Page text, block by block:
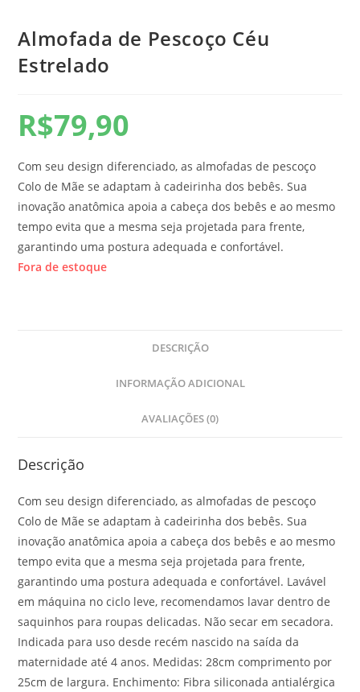
Almofada de Pescoço Céu
Estrelado
R$79,90
Com seu design diferenciado, as almofadas de pescoço
Colo de Mãe se adaptam à cadeirinha dos bebês. Sua
inovação anatômica apoia a cabeça dos bebês e ao mesmo
tempo evita que a mesma seja projetada para frente,
garantindo uma postura adequada e confortável.
Fora de estoque
DESCRIÇÃO
INFORMAÇÃO ADICIONAL
AVALIAÇÕES (0)
Descrição
Com seu design diferenciado, as almofadas de pescoço
Colo de Mãe se adaptam à cadeirinha dos bebês. Sua
inovação anatômica apoia a cabeça dos bebês e ao mesmo
tempo evita que a mesma seja projetada para frente,
garantindo uma postura adequada e confortável. Lavável
em máquina no ciclo leve, recomendamos lavar dentro de
saquinhos para roupas delicadas. Não secar em secadora.
Indicada para uso desde recém nascido na saída da
maternidade até 4 anos. Medidas: 28cm comprimento por
25cm de largura. Enchimento: Fibra siliconada antialérgica